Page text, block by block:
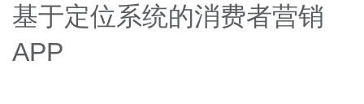
基于定位系统的消费者营销
APP